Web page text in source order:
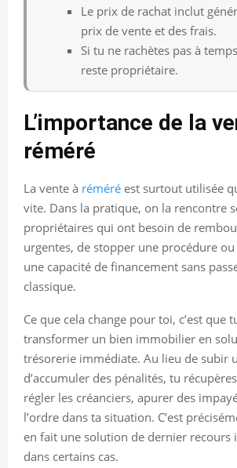
Le prix de rachat inclut
prix de vente et des frais.
Si tu ne rachètes pas à
reste propriétaire.
L’importance de la
réméré
La vente à réméré est surtout utilisée
vite. Dans la pratique, on la rencontre
propriétaires qui ont besoin de
urgentes, de stopper une procédure
une capacité de financement sans
classique.
Ce que cela change pour toi, c’est que
transformer un bien immobilier en
trésorerie immédiate. Au lieu de subir
d’accumuler des pénalités, tu
régler les créanciers, apurer des
l’ordre dans ta situation. C’est
en fait une solution de dernier recours
dans certains cas.